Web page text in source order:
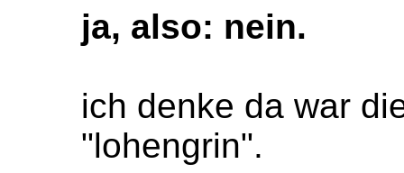
ja, also: nein.
ich denke da war
"lohengrin".